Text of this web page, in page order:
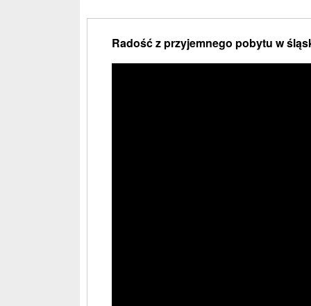
Radość z przyjemnego pobytu w